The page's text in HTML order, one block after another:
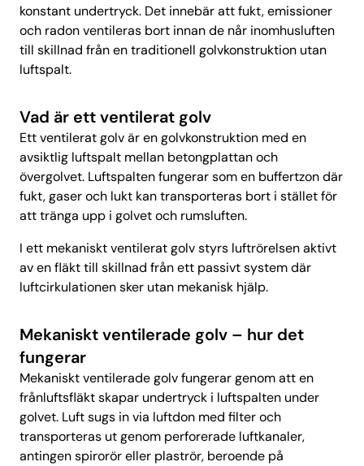
konstant undertryck. Det innebär att fukt, emissioner
och radon ventileras bort innan de når inomhusluften
till skillnad från en traditionell golvkonstruktion utan
luftspalt.
Vad är ett ventilerat golv
Ett ventilerat golv är en golvkonstruktion med en
avsiktlig luftspalt mellan betongplattan och
övergolvet. Luftspalten fungerar som en buffertzon där
fukt, gaser och lukt kan transporteras bort i stället för
att tränga upp i golvet och rumsluften.
I ett mekaniskt ventilerat golv styrs luftrörelsen aktivt
av en fläkt till skillnad från ett passivt system där
luftcirkulationen sker utan mekanisk hjälp.
Mekaniskt ventilerade golv – hur det
fungerar
Mekaniskt ventilerade golv fungerar genom att en
frånluftsfläkt skapar undertryck i luftspalten under
golvet. Luft sugs in via luftdon med filter och
transporteras ut genom perforerade luftkanaler,
antingen spirorör eller plaströr, beroende på